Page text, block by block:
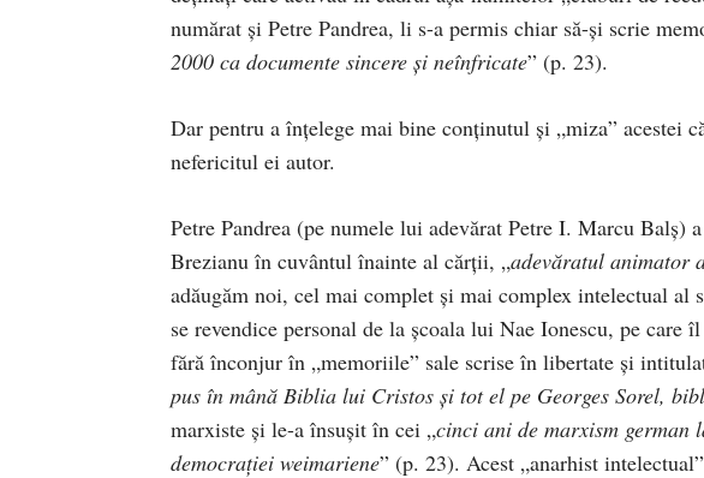
numărat şi Petre Pandrea, li s-a permis chiar să-şi scrie
2000 ca documente sincere şi neînfricate” (p. 23).
Dar pentru a înţelege mai bine conţinutul şi „miza” acestei
nefericitul ei autor.
Petre Pandrea (pe numele lui adevărat Petre I. Marcu Balş)
Brezianu în cuvântul înainte al cărţii, „adevăratul animator
adăugăm noi, cel mai complet şi mai complex intelectual al
se revendice personal de la şcoala lui Nae Ionescu, pe care
fără înconjur în „memoriile” sale scrise în libertate şi
pus în mână Biblia lui Cristos şi tot el pe Georges Sorel,
marxiste şi le-a însuşit în cei „cinci ani de marxism german
democraţiei weimariene” (p. 23). Acest „anarhist